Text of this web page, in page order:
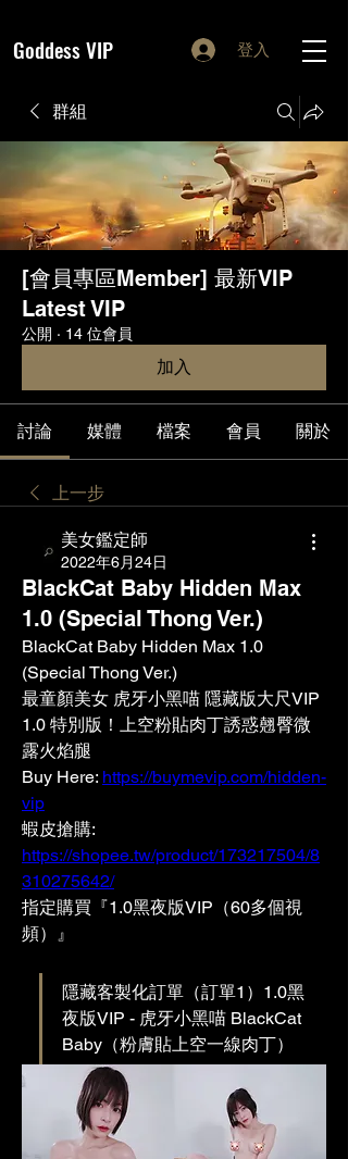
Goddess VIP 登入
群組
[會員專區Member] 最新VIP
Latest VIP
公開 · 14 位會員
加入
討論 媒體 檔案 會員 關於
上一步
美女鑑定師
2022年6月24日
BlackCat Baby Hidden Max
1.0 (Special Thong Ver.)
BlackCat Baby Hidden Max 1.0
(Special Thong Ver.)
最童顏美女 虎牙小黑喵 隱藏版大尺VIP
1.0 特別版！上空粉貼肉丁誘惑翹臀微
露火焰腿
Buy Here: https://buymevip.com/hidden-
vip
https://shopee.tw/product/173217504/8
310275642/
指定購買『1.0黑夜版VIP（60多個視
頻）』
隱藏客製化訂單（訂單1）1.0黑
夜版VIP - 虎牙小黑喵 BlackCat
Baby（粉膚貼上空一線肉丁）